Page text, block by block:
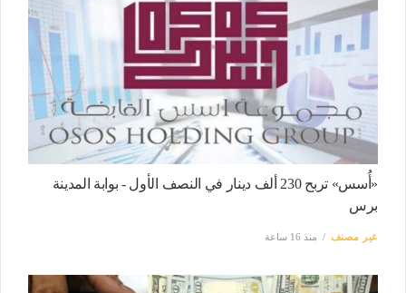
«أُسس» تربح 230 ألف دينار في النصف الأول - بوابة المدينة
برس
غير مصنف منذ 16 ساعة